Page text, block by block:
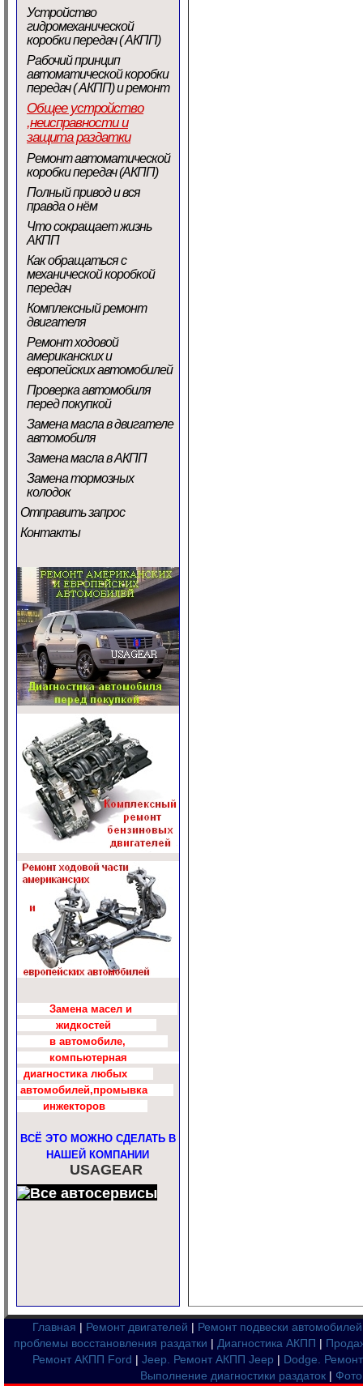
Устройство
гидромеханической
коробки передач ( АКПП)
Рабочий принцип
автоматической коробки
передач ( АКПП) и ремонт
Общее устройство
,неисправности и
защита раздатки
Ремонт автоматической
коробки передач (АКПП)
Полный привод и вся
правда о нём
Что сокращает жизнь
АКПП
Как обращаться с
механической коробкой
передач
Комплексный ремонт
двигателя
Ремонт ходовой
американских и
европейских автомобилей
Проверка автомобиля
перед покупкой
Замена масла в двигателе
автомобиля
Замена масла в АКПП
Замена тормозных
колодок
Отправить запрос
Контакты
Замена масел и
жидкостей
в автомобиле,
компьютерная
диагностика любых
автомобилей,промывка
инжекторов
ВСЁ ЭТО МОЖНО СДЕЛАТЬ В
НАШЕЙ КОМПАНИИ
USAGEAR
Главная | Ремонт двигателей | Ремонт подвески автомобилей
проблемы восстановления раздатки | Диагностика АКПП |
Ремонт АКПП Ford | Jeep. Ремонт АКПП Jeep | Dodge.
Выполнение диагностики раздаток|